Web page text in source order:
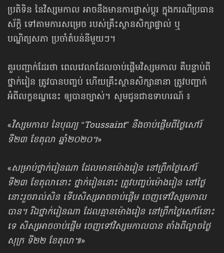
ប្រតិទិន នៃវិស្សមកាល អាចនឹងមានការផ្លាស់ប្ដូរ ក្នុងករណីប្រធាន
ស័ក្ដិ ទៅតាម​ការសម្រេច របស់គ្រឹះស្ថានសិក្សាផ្ទាល់ ឬ
បណ្ឌិត្យសភា ប្រចាំតំបន់នីមួយៗ។
គួរបញ្ជាក់ដែរថា ពេលវេលា​ដែលចាប់ផ្ដើមវិស្សមកាល គឺបន្ទាប់ពី
ថ្នាក់រៀន ត្រូវបាន​បញ្ចប់ ហើយគ្រឹះស្ថានសិក្សានានា ត្រូវបញ្ជាក់
អំពីលក្ខខណ្ឌនេះ ឲ្យបានច្បាស់។ សូមជូនជាឧទាហរណ៍ ៖
«វិស្សមកាល នៃបុណ្យ “Toussaint” នឹងចាប់ផ្ដើមពីថ្ងៃសៅរ៍
ទី២៣ ខែតុលា ឆ្នាំ២០២០។»
«សម្រាប់ថ្នាក់រៀនណា ដែលមានម៉ោងរៀន នៅព្រឹកថ្ងៃសៅរ៍
ទី២៣ ខែតុលានោះ ថ្នាក់រៀន​នោះ ត្រូវបញ្ចប់ម៉ោងរៀន នៅថ្ងៃ
នោះរួចរាល់សិន ទើបសិស្ស​អាចចាប់ផ្ដើម ចេញទៅ​វិស្សមកាល
បាន។ រីឯថ្នាក់រៀនណា ដែលគ្មានម៉ោងរៀន នៅព្រឹកថ្ងៃសៅរ៍នោះ
ទេ សិស្ស​អាច​ចាប់ផ្ដើម ចេញទៅវិស្សមកាលបាន តាំងពីល្ងាចថ្ងៃ
សុក្រ ទី២២ ខែតុលា៕»